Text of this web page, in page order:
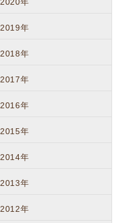
2019年
2018年
2017年
2016年
2015年
2014年
2013年
2012年